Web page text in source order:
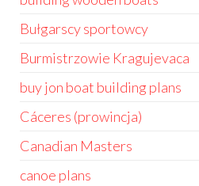
Bułgarscy sportowcy
Burmistrzowie Kragujevaca
buy jon boat building plans
Cáceres (prowincja)
Canadian Masters
canoe plans